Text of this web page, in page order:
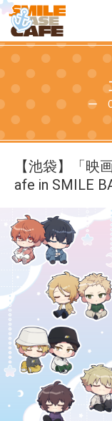
ー
【池袋】「映
afe in SMILE